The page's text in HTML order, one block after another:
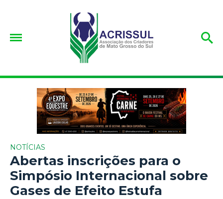
NOTÍCIAS
Abertas inscrições para o
Simpósio Internacional sobre
Gases de Efeito Estufa